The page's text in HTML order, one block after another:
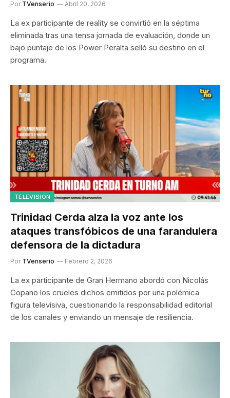
Por TVenserio Abril 20, 2026
La ex participante de reality se convirtió en la séptima
eliminada tras una tensa jornada de evaluación, donde un
bajo puntaje de los Power Peralta selló su destino en el
programa.
TELEVISIÓN
Trinidad Cerda alza la voz ante los
ataques transfóbicos de una farandulera
defensora de la dictadura
Por TVenserio Febrero 2, 2026
La ex participante de Gran Hermano abordó con Nicolás
Copano los crueles dichos emitidos por una polémica
figura televisiva, cuestionando la responsabilidad editorial
de los canales y enviando un mensaje de resiliencia.